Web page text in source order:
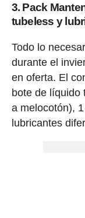
3. Pack
tubeless y
Todo lo
durante el
en oferta. El
bote de líquido
a melocotón),
lubricantes